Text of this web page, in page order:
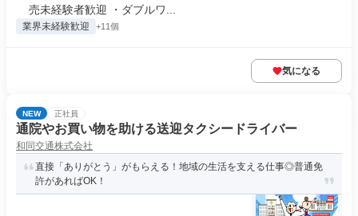
売未経験者歓迎 ・ダブルワ...
業界未経験歓迎 +11個
気になる
NEW 正社員
通院やお買い物を助ける送迎タクシードライバー
和同交通株式会社
直接「ありがとう」がもらえる！地域の生活を支える仕事◎普通免
許があればOK！